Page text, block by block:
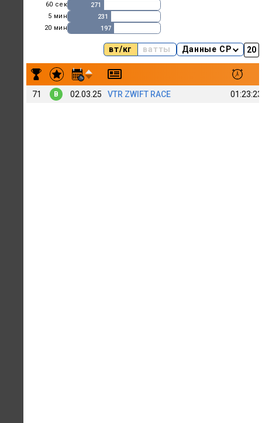
60 сек
271
5 мин
231
20 мин
197
вт/кг ватты Данные CP
Результаты заездов M Poverennyy 247
71 B 02.03.25 VTR ZWIFT RACE 01:23:23